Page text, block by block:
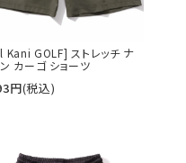
検索する
Kani GOLF] ストレッチ ナ
カーゴ ショーツ
円(税込)